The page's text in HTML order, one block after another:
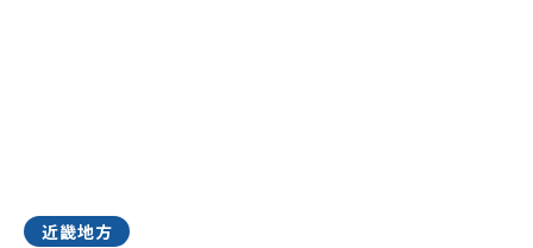
近畿地方